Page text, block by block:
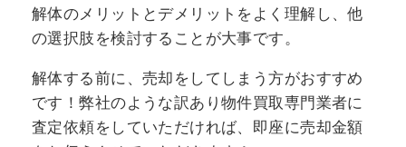
解体のメリットとデメリットをよく理解し、他
の選択肢を検討することが大事です。
解体する前に、売却をしてしまう方がおすすめ
です！弊社のような訳あり物件買取専門業者に
査定依頼をしていただければ、即座に売却金額